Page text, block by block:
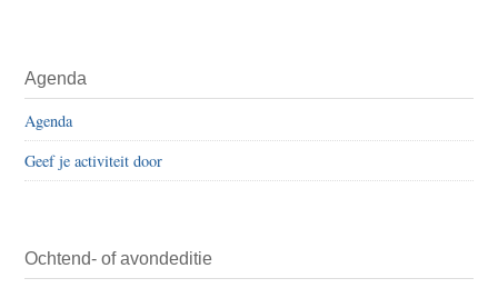
Agenda
Agenda
Geef je activiteit door
Ochtend- of avondeditie